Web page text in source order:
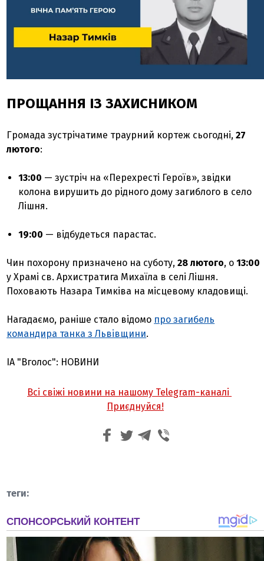
ПРОЩАННЯ ІЗ ЗАХИСНИКОМ
Громада зустрічатиме траурний кортеж сьогодні,27
лютого:
13:00 — зустріч на «Перехресті Героїв», звідки
колона вирушить до рідного дому загиблого в село
Лішня.
19:00 — відбудеться парастас.
Чин похорону призначено на суботу,28 лютого, о13:00
у Храмі св. Архистратига Михаїла в селі Лішня.
Поховають Назара Тимківа на місцевому кладовищі.
Нагадаємо, раніше стало відомо про загибель
командира танка з Львівщини.
ІА "Вголос": НОВИНИ
Всі свіжі новини на нашому Telegram-каналі
Приєднуйся!